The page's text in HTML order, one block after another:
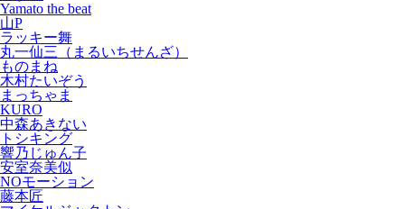
Yamato the beat
山P
ラッキー舞
丸一仙三（まるいちせんざ）
ものまね
木村たいぞう
まっちゃま
KURO
中森あきない
トシキング
響乃じゅん子
安室奈美似
NOモーション
藤本匠